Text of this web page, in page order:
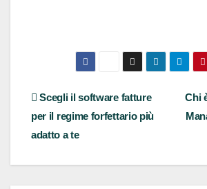
Navigazione
articoli
Chi
Scegli il software fatture
per il regime forfettario più
adatto a te